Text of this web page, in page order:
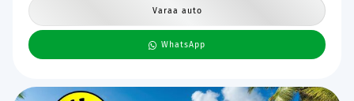
Varaa auto
WhatsApp